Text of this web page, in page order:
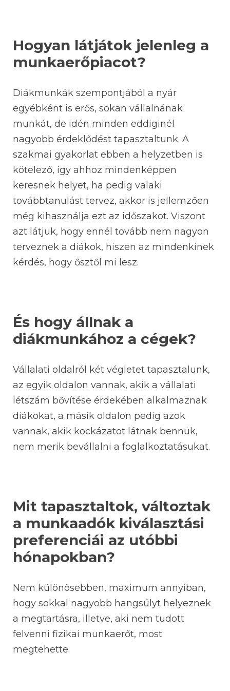
Hogyan látjátok jelenleg a
munkaerőpiacot?
Diákmunkák szempontjából a nyár
egyébként is erős, sokan vállalnának
munkát, de idén minden eddiginél
nagyobb érdeklődést tapasztaltunk. A
szakmai gyakorlat ebben a helyzetben is
kötelező, így ahhoz mindenképpen
keresnek helyet, ha pedig valaki
továbbtanulást tervez, akkor is jellemzően
még kihasználja ezt az időszakot. Viszont
azt látjuk, hogy ennél tovább nem nagyon
terveznek a diákok, hiszen az mindenkinek
kérdés, hogy ősztől mi lesz.
És hogy állnak a
diákmunkához a cégek?
Vállalati oldalról két végletet tapasztalunk,
az egyik oldalon vannak, akik a vállalati
létszám bővítése érdekében alkalmaznak
diákokat, a másik oldalon pedig azok
vannak, akik kockázatot látnak bennük,
nem merik bevállalni a foglalkoztatásukat.
Mit tapasztaltok, változtak
a munkaadók kiválasztási
preferenciái az utóbbi
hónapokban?
Nem különösebben, maximum annyiban,
hogy sokkal nagyobb hangsúlyt helyeznek
a megtartásra, illetve, aki nem tudott
felvenni fizikai munkaerőt, most
megtehette.